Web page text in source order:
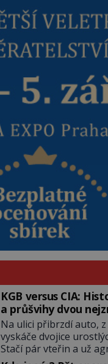
KGB versus CIA:
a průšvihy dvou
tajných služeb
Na ulici přibrzdí auto,
vyskáče dvojice
Stačí pár vteřin a už
na dveře. O další